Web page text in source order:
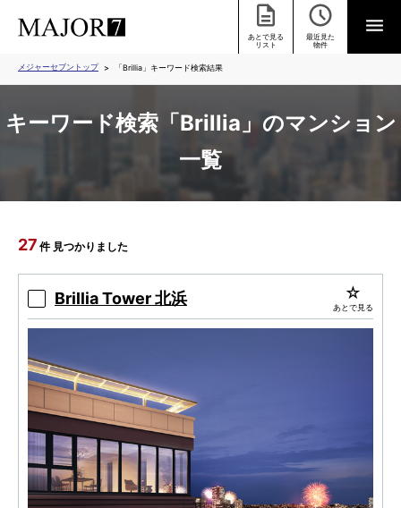
あとで見る
リスト
最近見た
物件
メジャーセブントップ 「Brillia」キーワード検索結果
キーワード検索「Brillia」のマンション
一覧
27 件 見つかりました
Brillia Tower 北浜 あとで見る